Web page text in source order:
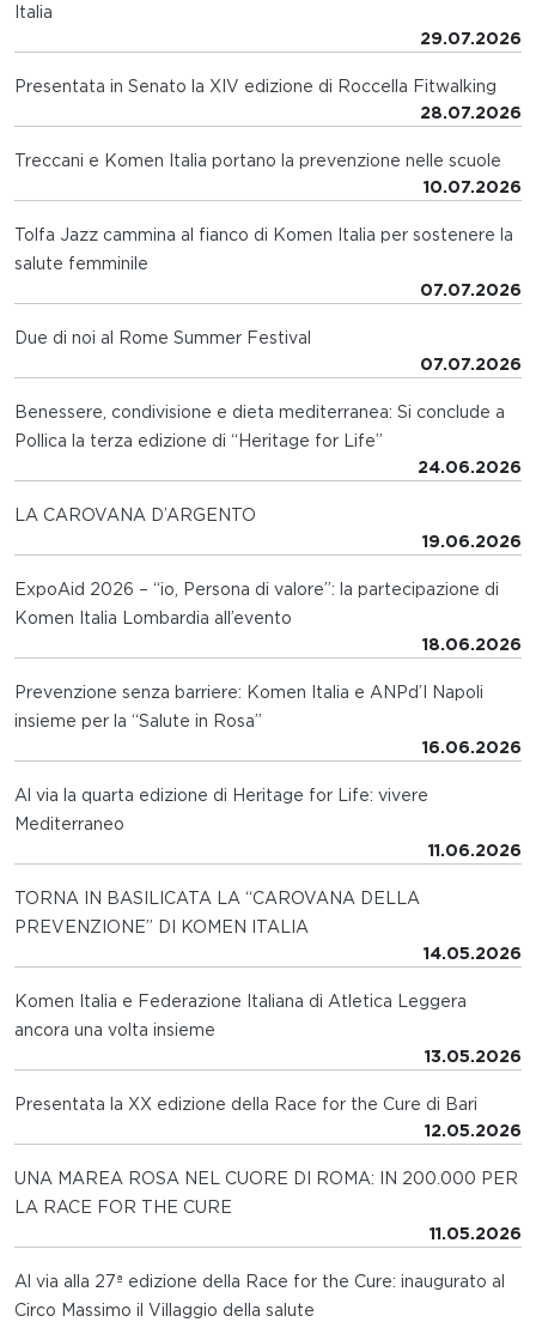
Italia
29.07.2026
Presentata in Senato la XIV edizione di Roccella Fitwalking
28.07.2026
Treccani e Komen Italia portano la prevenzione nelle scuole
10.07.2026
Tolfa Jazz cammina al fianco di Komen Italia per sostenere la
salute femminile
07.07.2026
Due di noi al Rome Summer Festival
07.07.2026
Benessere, condivisione e dieta mediterranea: Si conclude a
Pollica la terza edizione di “Heritage for Life”
24.06.2026
LA CAROVANA D’ARGENTO
19.06.2026
ExpoAid 2026 – “io, Persona di valore”: la partecipazione di
Komen Italia Lombardia all’evento
18.06.2026
Prevenzione senza barriere: Komen Italia e ANPd’I Napoli
insieme per la “Salute in Rosa”
16.06.2026
Al via la quarta edizione di Heritage for Life: vivere
Mediterraneo
11.06.2026
TORNA IN BASILICATA LA “CAROVANA DELLA
PREVENZIONE” DI KOMEN ITALIA
14.05.2026
Komen Italia e Federazione Italiana di Atletica Leggera
ancora una volta insieme
13.05.2026
Presentata la XX edizione della Race for the Cure di Bari
12.05.2026
UNA MAREA ROSA NEL CUORE DI ROMA: IN 200.000 PER
LA RACE FOR THE CURE
11.05.2026
Al via alla 27ª edizione della Race for the Cure: inaugurato al
Circo Massimo il Villaggio della salute